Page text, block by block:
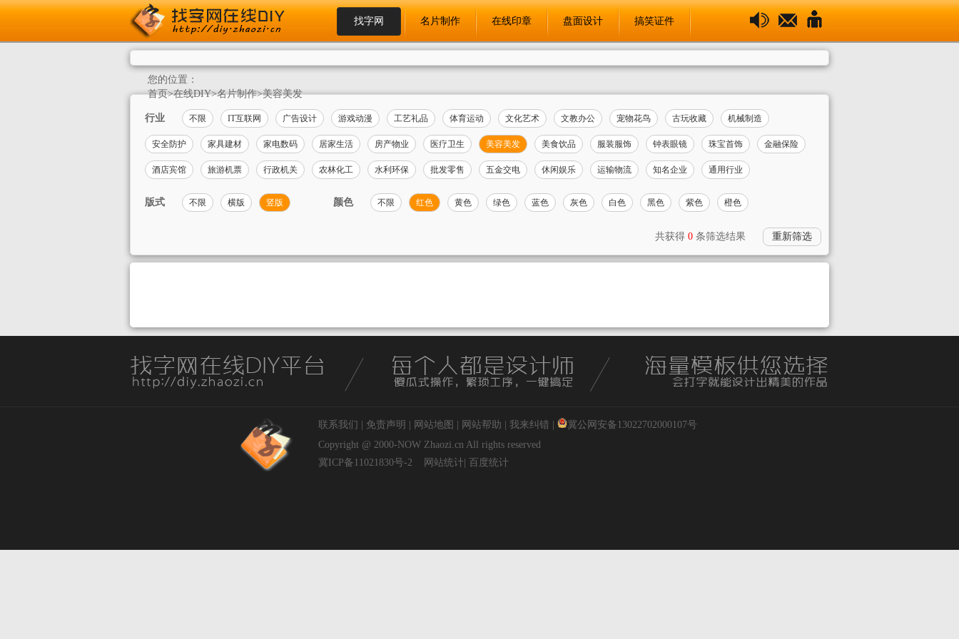
找字网 名片制作 在线印章 盘面设计 搞笑证件
您的位置：
首页>在线DIY>名片制作>美容美发
行业 不限 IT互联网 广告设计 游戏动漫 工艺礼品 体育运动 文化艺术 文教办公 宠物花鸟 古玩收藏 机械制造
安全防护 家具建材 家电数码 居家生活 房产物业 医疗卫生 美容美发 美食饮品 服装服饰 钟表眼镜 珠宝首饰 金融保险
酒店宾馆 旅游机票 行政机关 农林化工 水利环保 批发零售 五金交电 休闲娱乐 运输物流 知名企业 通用行业
版式 不限 横版 竖版 颜色 不限 红色 黄色 绿色 蓝色 灰色 白色 黑色 紫色 橙色
共获得 0 条筛选结果 重新筛选
联系我们 免责声明 网站地图 网站帮助 我来纠错
冀公网安备13022702000107号
Copyright @ 2000-NOW Zhaozi.cn All rights reserved
冀ICP备11021830号-2
网站统计 百度统计